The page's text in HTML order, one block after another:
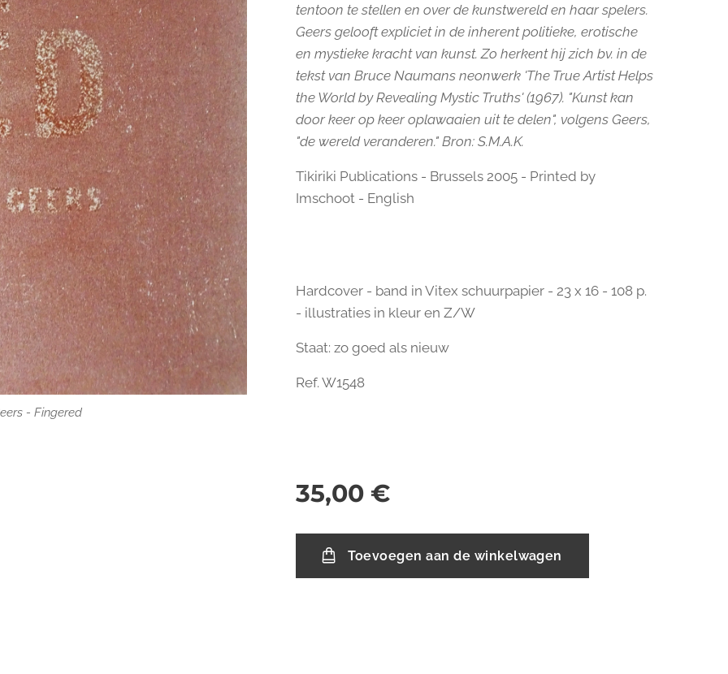
- Fingered
- Fingered
- Fingered
- Fingered
- Fingered
- Fingered
- Fingered
tentoon te stellen en over de kunstwereld en haar spelers.
Geers gelooft expliciet in de inherent politieke, erotische
en mystieke kracht van kunst. Zo herkent hij zich bv. in de
tekst van Bruce Naumans neonwerk 'The True Artist Helps
the World by Revealing Mystic Truths' (1967). "Kunst kan
door keer op keer oplawaaien uit te delen", volgens Geers,
"de wereld veranderen." Bron: S.M.A.K.
Tikiriki Publications - Brussels 2005 - Printed by
Imschoot - English
Hardcover - band in Vitex schuurpapier - 23 x 16 - 108 p.
- illustraties in kleur en Z/W
Staat: zo goed als nieuw
Ref. W1548
35,00 €
Toevoegen aan de winkelwagen